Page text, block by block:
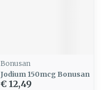
Bonusan
Jodium 150mcg Bonusan
€ 12,49